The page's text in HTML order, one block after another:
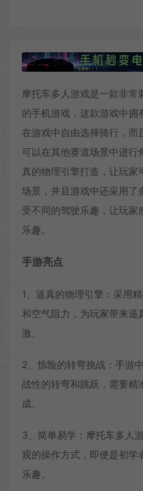
摩托车多人游戏是一款非常
的手机游戏，这款游戏中拥
在游戏中自由选择骑行，而
可以在其他赛道场景中进行
真的物理引擎打造，让玩家
场景，并且游戏中还采用了
受不同的驾驶乐趣，让玩家
乐趣。
手游亮点
1、逼真的物理引擎：采用
和空气阻力，为玩家带来逼
激。
2、惊险的转弯挑战：手游
战性的转弯和跳跃，需要精
成。
3、简单易学：摩托车多人
观的操作方式，即使是初学
乐趣。